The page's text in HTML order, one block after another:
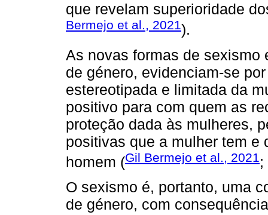
que revelam superioridade
Bermejo et al., 2021).
As novas formas de
de género, evidenciam-se
estereotipada e limitada da
positivo para com quem as
proteção dada às mulheres,
positivas que a mulher tem e
homem (Gil Bermejo et al., 2021 ;
O sexismo é, portanto, uma
de género, com